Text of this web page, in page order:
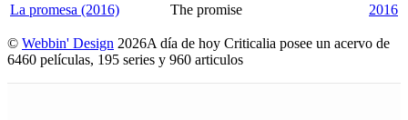
La promesa (2016)
The promise 2016
© Webbin' Design 2026A día de hoy Criticalia posee un acervo de
6460 películas, 195 series y 960 articulos